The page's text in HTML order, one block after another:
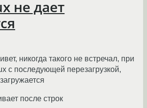
не дает
никогда такого не встречал, при
с последующей перезагрузкой,
после строк